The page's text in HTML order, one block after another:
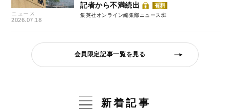
ニュース
2026.07.18
記者から不満続出
有料
集英社オンライン編集部ニュース班
会員限定記事一覧を見る
新着記事